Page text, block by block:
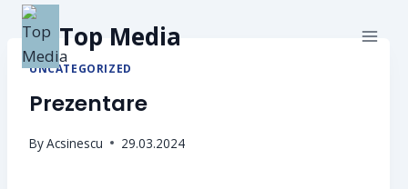
Top Media
UNCATEGORIZED
Prezentare
ByAcsinescu 29.03.2024